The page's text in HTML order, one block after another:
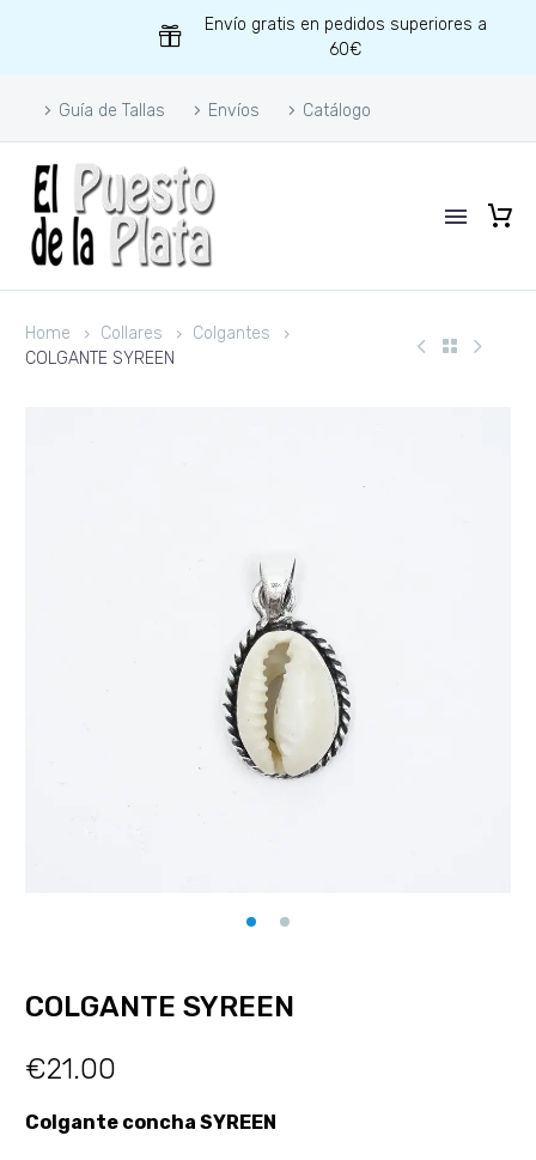
Envío gratis en pedidos superiores a
60€
Guía de Tallas Envíos Catálogo
Home Collares
Colgantes
COLGANTE SYREEN
COLGANTE SYREEN
€21.00
Colgante concha SYREEN